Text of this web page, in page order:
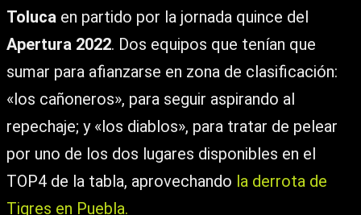
Toluca en partido por la jornada quince del
Apertura 2022. Dos equipos que tenían que
sumar para afianzarse en zona de clasificación:
«los cañoneros», para seguir aspirando al
repechaje; y «los diablos», para tratar de pelear
por uno de los dos lugares disponibles en el
TOP4 de la tabla, aprovechando la derrota de
Tigres en Puebla.